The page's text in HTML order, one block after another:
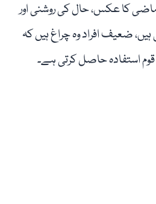
کا عکس، حال کی روشنی اور
ضعیف افراد وہ چراغ ہیں کہ
استفادہ حاصل کرتی ہے۔